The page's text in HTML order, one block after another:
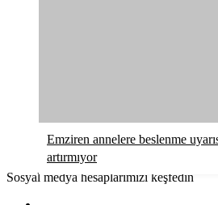
Emziren annelere beslenme
artırmıyor
Sosyal medya hesaplarımızı keşfedin